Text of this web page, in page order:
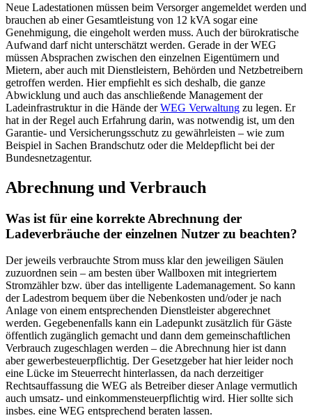
Neue Ladestationen müssen beim Versorger angemeldet werden und
brauchen ab einer Gesamtleistung von 12 kVA sogar eine
Genehmigung, die eingeholt werden muss. Auch der bürokratische
Aufwand darf nicht unterschätzt werden. Gerade in der WEG
müssen Absprachen zwischen den einzelnen Eigentümern und
Mietern, aber auch mit Dienstleistern, Behörden und Netzbetreibern
getroffen werden. Hier empfiehlt es sich deshalb, die ganze
Abwicklung und auch das anschließende Management der
Ladeinfrastruktur in die Hände derWEG Verwaltung zu legen. Er
hat in der Regel auch Erfahrung darin, was notwendig ist, um den
Garantie- und Versicherungsschutz zu gewährleisten – wie zum
Beispiel in Sachen Brandschutz oder die Meldepflicht bei der
Bundesnetzagentur.
Abrechnung und Verbrauch
Was ist für eine korrekte Abrechnung der
Ladeverbräuche der einzelnen Nutzer zu beachten?
Der jeweils verbrauchte Strom muss klar den jeweiligen Säulen
zuzuordnen sein – am besten über Wallboxen mit integriertem
Stromzähler bzw. über das intelligente Lademanagement. So kann
der Ladestrom bequem über die Nebenkosten und/oder je nach
Anlage von einem entsprechenden Dienstleister abgerechnet
werden. Gegebenenfalls kann ein Ladepunkt zusätzlich für Gäste
öffentlich zugänglich gemacht und dann dem gemeinschaftlichen
Verbrauch zugeschlagen werden – die Abrechnung hier ist dann
aber gewerbesteuerpflichtig. Der Gesetzgeber hat hier leider noch
eine Lücke im Steuerrecht hinterlassen, da nach derzeitiger
Rechtsauffassung die WEG als Betreiber dieser Anlage vermutlich
auch umsatz- und einkommensteuerpflichtig wird. Hier sollte sich
insbes. eine WEG entsprechend beraten lassen.